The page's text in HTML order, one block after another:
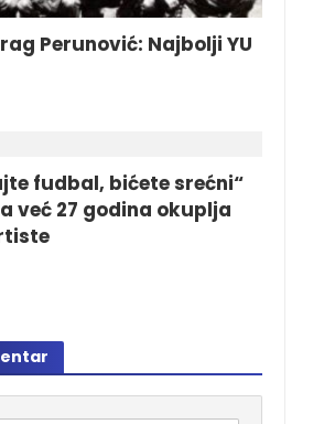
Perunović: Najbolji YU
fudbal, bićete srećni“
već 27 godina okuplja